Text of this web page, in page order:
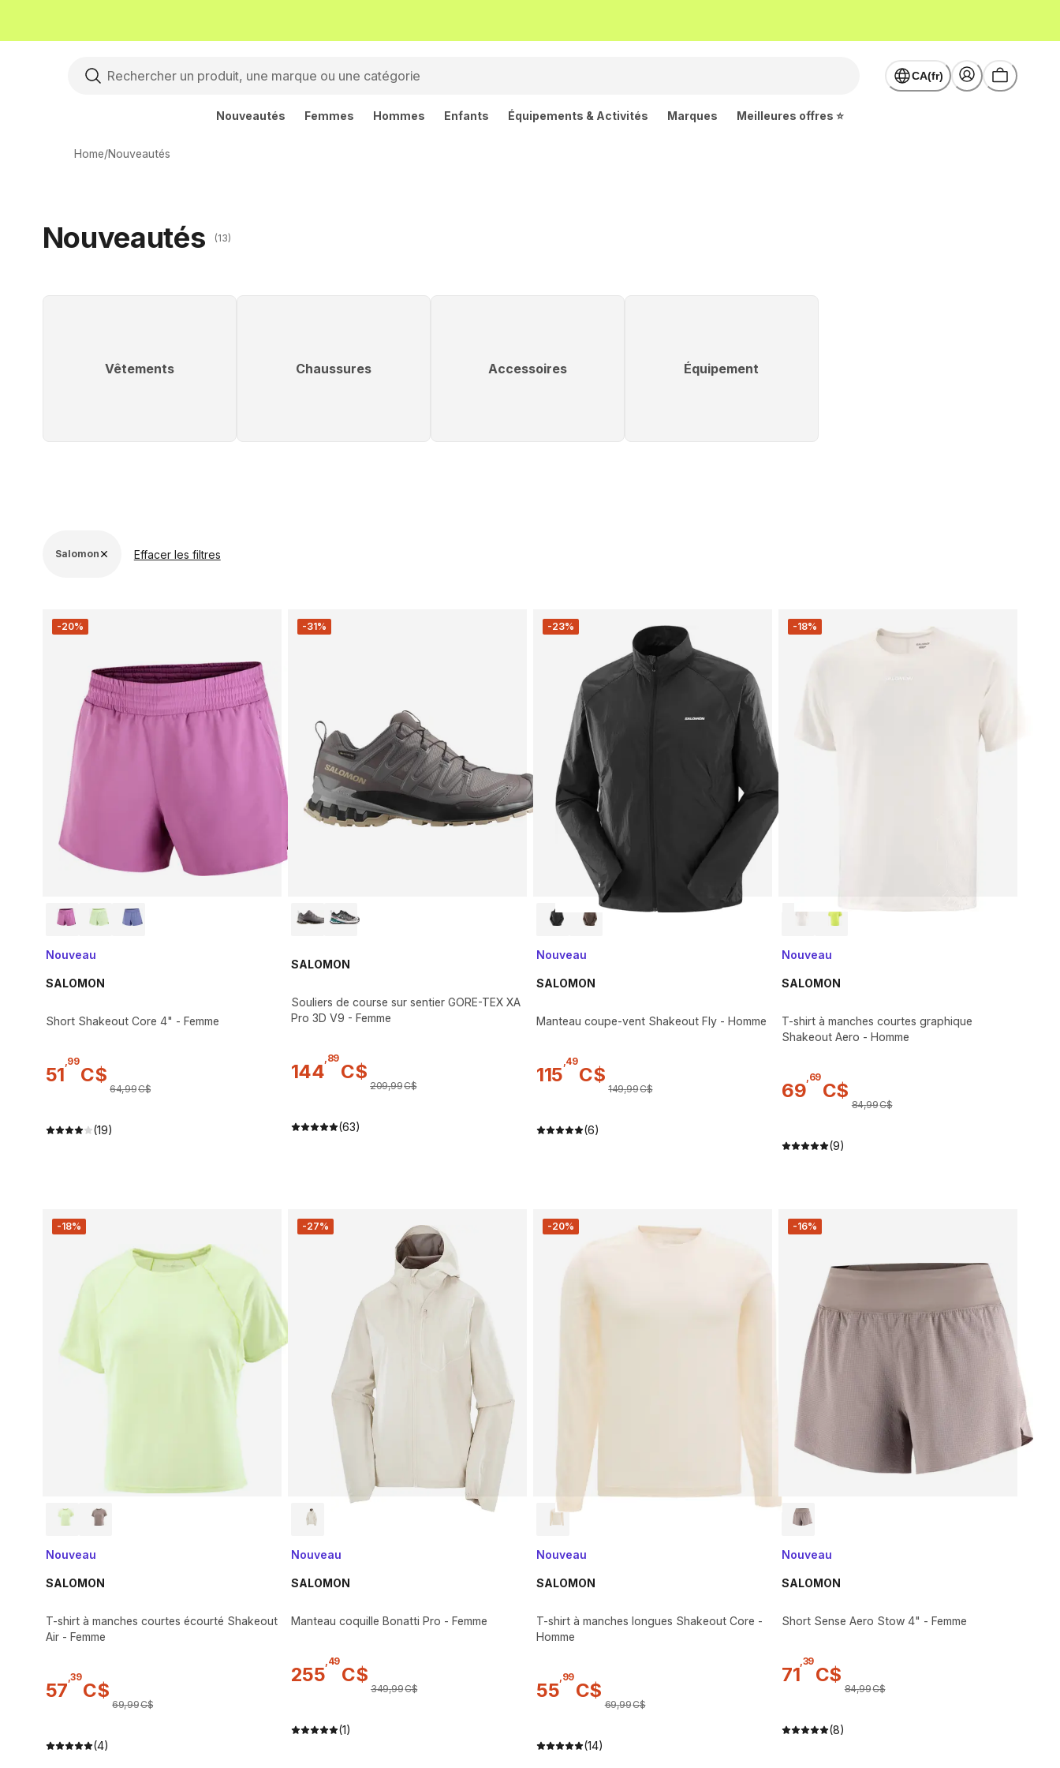
CA(fr)
Nouveautés Femmes Hommes Enfants Équipements & Activités Marques Meilleures offres ⭐
Home/Nouveautés
Nouveautés (13)
Vêtements Chaussures Accessoires Équipement
Salomon Effacer les filtres
-20%
Nouveau
SALOMON
Short Shakeout Core 4" - Femme
51
99
C$
64,99C$
(19)
-31%
SALOMON
Souliers de course sur sentier GORE-TEX XA
Pro 3D V9 - Femme
144
89
C$
209,99C$
(63)
-23%
Nouveau
SALOMON
Manteau coupe-vent Shakeout Fly - Homme
115
49
C$
149,99C$
(6)
-18%
Nouveau
SALOMON
T-shirt à manches courtes graphique
Shakeout Aero - Homme
69
69
C$
84,99C$
(9)
-18%
Nouveau
SALOMON
T-shirt à manches courtes écourté Shakeout
Air - Femme
57
,39
C$
69,99C$
(4)
-27%
Nouveau
SALOMON
Manteau coquille Bonatti Pro - Femme
255
49
C$
349,99C$
(1)
-20%
Nouveau
SALOMON
T-shirt à manches longues Shakeout Core -
Homme
55
99
C$
69,99C$
(14)
-16%
Nouveau
SALOMON
Short Sense Aero Stow 4" - Femme
71
39
C$
84,99C$
(8)